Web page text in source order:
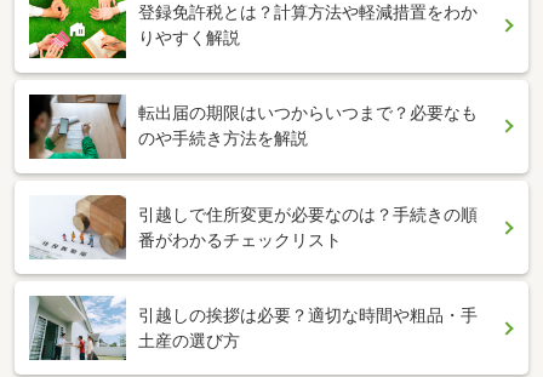
登録免許税とは？計算方法や軽減措置をわか
りやすく解説
転出届の期限はいつからいつまで？必要なも
のや手続き方法を解説
引越しで住所変更が必要なのは？手続きの順
番がわかるチェックリスト
引越しの挨拶は必要？適切な時間や粗品・手
土産の選び方